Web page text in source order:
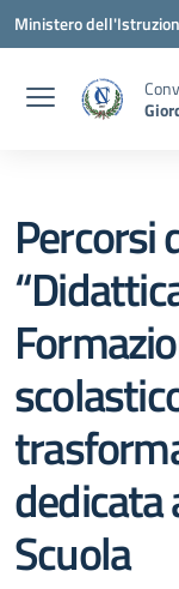
Vai ai contenuti
Vai al menu di
Vai al footer
Ministero
Percorsi
dedicata
Scuola